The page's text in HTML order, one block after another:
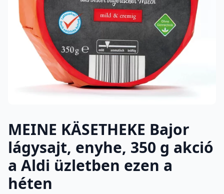
MEINE KÄSETHEKE Bajor
lágysajt, enyhe, 350 g akció
a Aldi üzletben ezen a
héten